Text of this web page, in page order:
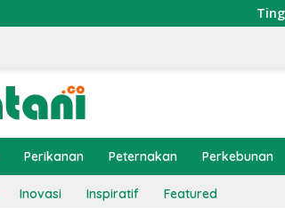
Perikanan Peternakan Perkebunan
Inovasi Inspiratif Featured